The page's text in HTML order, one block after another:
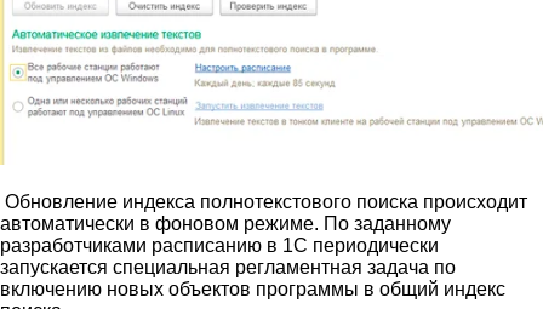
Обновление индекса полнотекстового поиска происходит
автоматически в фоновом режиме. По заданному
разработчиками расписанию в 1С периодически
запускается специальная регламентная задача по
включению новых объектов программы в общий индекс